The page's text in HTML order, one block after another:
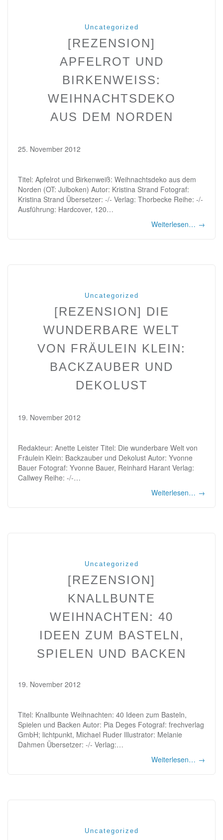
Uncategorized
[REZENSION]
APFELROT UND
BIRKENWEISS: W
EIHNACHTSDEKO A
US DEM NORDEN
25. November 2012
Titel: Apfelrot und Birkenweiß: Weihnachtsdeko aus dem
Norden (OT: Julboken) Autor: Kristina Strand Fotograf:
Kristina Strand Übersetzer: -/- Verlag: Thorbecke Reihe: -/-
Ausführung: Hardcover, 120…
Weiterlesen… →
Uncategorized
[REZENSION] DIE
WUNDERBARE WELT
VON FRÄULEIN KLEIN:
BACKZAUBER UND
DEKOLUST
19. November 2012
Redakteur: Anette Leister Titel: Die wunderbare Welt von
Fräulein Klein: Backzauber und Dekolust Autor: Yvonne
Bauer Fotograf: Yvonne Bauer, Reinhard Harant Verlag:
Callwey Reihe: -/-…
Weiterlesen… →
Uncategorized
[REZENSION]
KNALLBUNTE
WEIHNACHTEN: 40
IDEEN ZUM BASTELN,
SPIELEN UND BACKEN
19. November 2012
Titel: Knallbunte Weihnachten: 40 Ideen zum Basteln,
Spielen und Backen Autor: Pia Deges Fotograf: frechverlag
GmbH; lichtpunkt, Michael Ruder Illustrator: Melanie
Dahmen Übersetzer: -/- Verlag:…
Weiterlesen… →
Uncategorized